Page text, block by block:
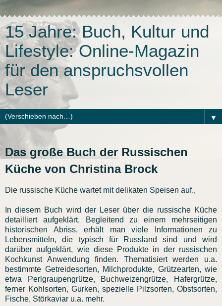
15 Jahre: Buch, Kultur und
Lifestyle: Online-Magazin
für den anspruchsvollen
Leser
▼
Das große Buch der Russischen
Küche von Christina Brock
Die russische Küche wartet mit delikaten Speisen auf.,
In diesem Buch wird der Leser über die russische Küche
detailliert aufgeklärt. Begleitend zu einem mehrseitigen
historischen Abriss, erhält man viele Informationen zu
Lebensmitteln, die typisch für Russland sind und wird
darüber aufgeklärt, wie diese Produkte in der russischen
Kochkunst Anwendung finden. Thematisiert werden u.a.
bestimmte Getreidesorten, Milchprodukte, Grützearten, wie
etwa Perlgraupengrütze, Buchweizengrütze, Hafergrütze,
ferner Kohlsorten, Gurken, spezielle Pilzsorten, Obstsorten,
Fische, Störkaviar u.a. mehr.